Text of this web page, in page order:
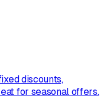
discounts,
for seasonal offers.